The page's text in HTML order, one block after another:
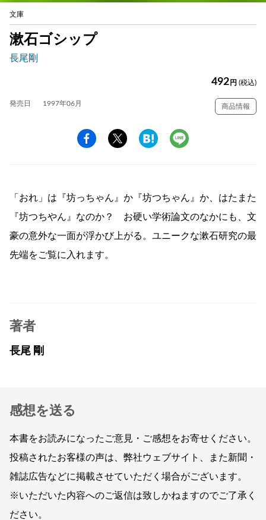
文庫
漱石ゴシップ
長尾剛
492 円 (税込)
発売日 1997年06月 商品情報
「おれ」は『坊っちゃん』か『坊つちゃん』か、はたまた
『坊つちやん』なのか？ お硬い学術論文のなかにも、文
豪の意外な一面が浮かび上がる。ユニークな漱石研究の最
先端をご覧に入れます。
著者
長尾 剛
感想を送る
本書をお読みになったご意見・ご感想をお寄せください。
投稿されたお客様の声は、弊社ウェブサイト、また新聞・
雑誌広告などに掲載させていただく場合がございます。
※いただいた内容へのご返信は致しかねますのでご了承く
ださい。